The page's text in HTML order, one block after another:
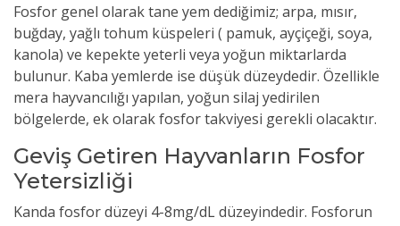
Fosfor genel olarak tane yem dediğimiz; arpa, mısır,
buğday, yağlı tohum küspeleri ( pamuk, ayçiçeği, soya,
kanola) ve kepekte yeterli veya yoğun miktarlarda
bulunur. Kaba yemlerde ise düşük düzeydedir. Özellikle
mera hayvancılığı yapılan, yoğun silaj yedirilen
bölgelerde, ek olarak fosfor takviyesi gerekli olacaktır.
Geviş Getiren Hayvanların Fosfor
Yetersizliği
Kanda fosfor düzeyi 4-8mg/dL düzeyindedir. Fosforun